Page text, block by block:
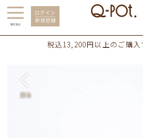
税込13,200円以上のご購